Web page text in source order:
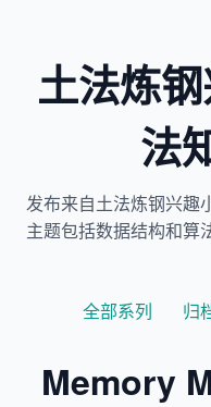
土法炼
法
发布来自土法炼钢兴趣
主题包括数据结构和算
全部系列 归
Memory